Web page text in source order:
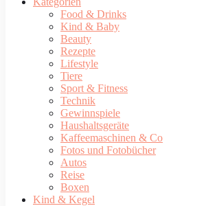
Food & Drinks
Kind & Baby
Beauty
Rezepte
Lifestyle
Tiere
Sport & Fitness
Technik
Gewinnspiele
Haushaltsgeräte
Kaffeemaschinen & Co
Fotos und Fotobücher
Autos
Reise
Boxen
Kind & Kegel